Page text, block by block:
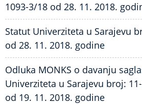
1093-3/18 od 28. 11. 2018.
Statut Univerziteta u Sarajevu
od 28. 11. 2018. godine
Odluka MONKS o davanju
Univerziteta u Sarajevu broj:
od 19. 11. 2018. godine